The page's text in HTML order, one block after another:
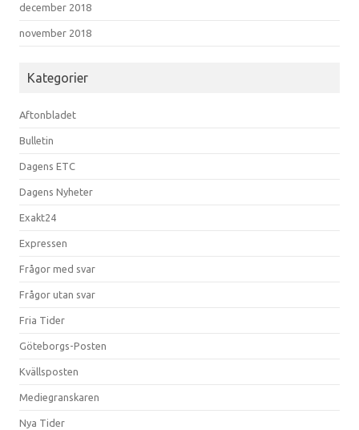
december 2018
november 2018
Kategorier
Aftonbladet
Bulletin
Dagens ETC
Dagens Nyheter
Exakt24
Expressen
Frågor med svar
Frågor utan svar
Fria Tider
Göteborgs-Posten
Kvällsposten
Mediegranskaren
Nya Tider